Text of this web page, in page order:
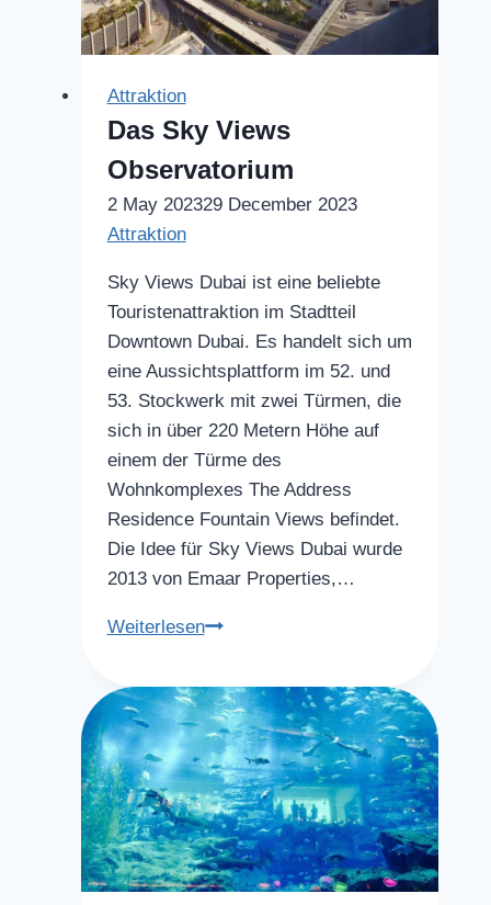
Attraktion
Das Sky Views
Observatorium
2 May 202329 December 2023
Attraktion
Sky Views Dubai ist eine beliebte
Touristenattraktion im Stadtteil
Downtown Dubai. Es handelt sich um
eine Aussichtsplattform im 52. und
53. Stockwerk mit zwei Türmen, die
sich in über 220 Metern Höhe auf
einem der Türme des
Wohnkomplexes The Address
Residence Fountain Views befindet.
Die Idee für Sky Views Dubai wurde
2013 von Emaar Properties,…
WeiterlesenDas
Views
Observatorium